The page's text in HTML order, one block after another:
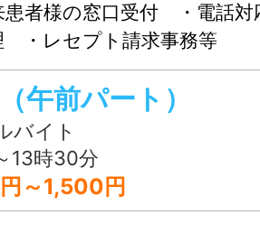
者様の窓口受付 ・電話対
・レセプト請求事務
午前パート）
バイト
13時30分
～1,500円